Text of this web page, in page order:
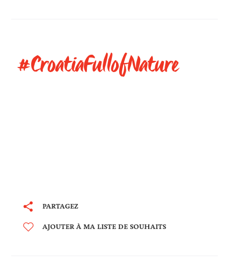
#CroatiaFullofNature
PARTAGEZ
AJOUTER À MA LISTE DE SOUHAITS